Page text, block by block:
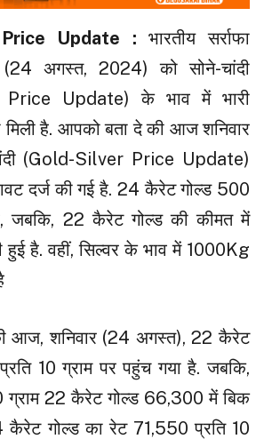
Price Update :भारतीय सर्राफा
अगस्त, 2024) को सोने-चांदी
Price Update) के भाव में भारी
मिली है. आपको बता दे की आज शनिवार
(Gold-Silver Price Update)
दर्ज की गई है. 24 कैरेट गोल्ड ₹500
जबकि, 22 कैरेट गोल्ड की कीमत में
हुई है. वहीं, सिल्वर के भाव में ₹1000Kg
आज, शनिवार (24 अगस्त), 22 कैरेट
10 ग्राम पर पहुंच गया है. जबकि,
22 कैरेट गोल्ड ₹66,300 में बिक
कैरेट गोल्ड का रेट ₹71,550 प्रति 10